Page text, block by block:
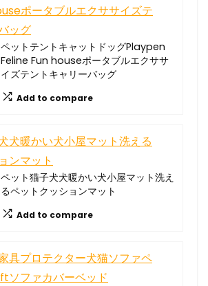
ペットテントキャットドッグPlaypen
Feline Fun houseポータブルエクササ
イズテントキャリーバッグ
Add to compare
ペット猫子犬犬暖かい犬小屋マット洗え
るペットクッションマット
Add to compare